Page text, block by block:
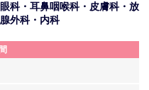
科・耳鼻咽喉科・皮膚科・放
外科・内科